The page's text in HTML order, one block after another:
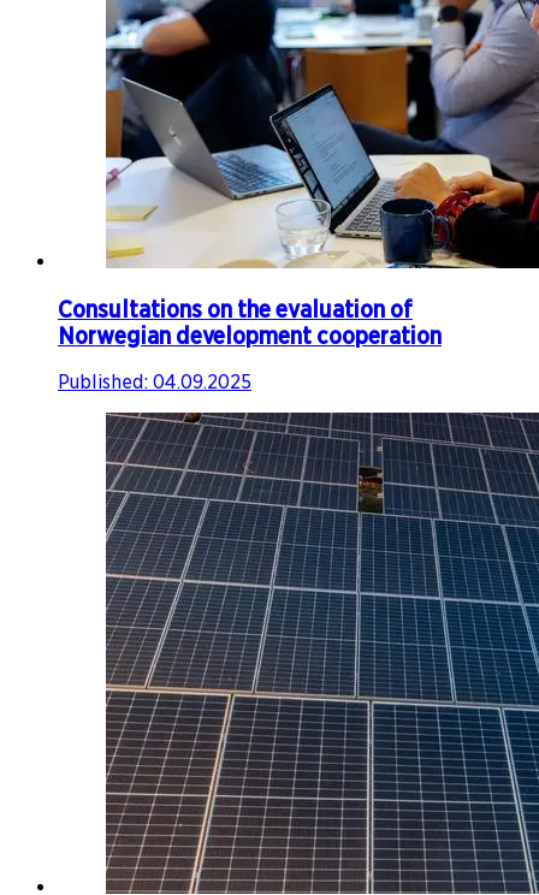
Consultations on the evaluation of
Norwegian development cooperation​​​​‌ ‍ ​‍​‍‌‍ ‌ ​‍‌‍‍‌‌‍‌ ‌‍‍‌‌‍ ‍​‍​‍​ ‍‍​‍​‍‌ ​ ‌‍​‌‌‍ ‍‌‍‍‌‌ ‌​‌ ‍‌​‍ ‍‌‍‍‌‌‍ ​‍​‍​‍ ​​‍​‍‌‍‍​‌ ​‍‌‍‌‌‌‍‌‍​‍​‍​ ‍‍​‍​‍‌‍‍​‌ ‌​‌ ‌​‌ ​​‌ ​ ​ ‍‍​‍ ​‍ ‌‍ ‍‌‍ ‌ ​‍‌‍‌‌‌‍​ ​‍ ‌‌‍‌‌‌ ‌‍‌‍​‌‌‍ ​​‍ ‌‌‍​ ‌‍ ‌‌ ​ ​‍ ‍‌ ‌‍‌‍‌‌‌ ​‍‌‍​ ‌‍‌‌‌‍ ​​‍ ‍‌‍​‌‌ ​​‌ ​​​‍ ‌‍‍‌‌‍ ‍‌ ‌​‌‍‌‌‌‍ ‍‌ ‌​​‍ ‌‍‌‌‌‍‌​‌‍‍‌‌ ‌​​‍ ‌‍ ‌‌‍ ‌‍‌​‌‍‌‌​ ‌‌ ​​‌ ​‍‌‍‌‌‌ ​ ‌‍‌‌‌‍ ‍‌ ‌​‌‍​‌‌ ‌​‌‍‍‌‌‍ ‌‍ ‍​ ‍ ‌‍‍‌‌‍‌​​ ‌​ ‌‍​ ‌​​ ​​‌‍​‍‌‍​ ​ ‍‌‌‍​‌‌‍‌​​‍ ‌​ ​​​ ​‍​ ‌ ​ ​​​‍ ‌​ ‌​‌‍‌‍‌‍​‍​ ‌ ​‍ ‌​ ‍‌​ ‍​​ ‍​​ ‌ ​‍ ‌​ ‍‌​ ​‍‌‍​‌​ ‌ ​ ‌‌‌‍​‍​ ‌​‌‍‌​​ ​ ‌‍​‍​ ​‍​ ‌‍​ ‍ ‌ ‌​‌ ‍‌‌ ​​‌‍‌‌​ ‌‌‍ ‍‌‍‌‌‌ ‌ ‌ ​ ‌​​‌‌ ​‍‌ ‌​‌‍‍‌‌‍​ ‌‍ ​‌‍‌‌​ ‍ ‌ ​​‌‍​‌‌ ‌​‌‍‍​​ ‌‌ ‌​‌‍‍‌‌ ‌​‌‍ ​‌‍‌‌​ ‌‍​‍‌‍​‌‌ ​ ‌‍‌‌‌‌‌‌‌ ​‍‌‍ ​​ ‌‌‍‍​‌ ‌​‌ ‌​‌ ​​‌ ​ ​‍‌‌​ ​ ‌​​‌​‍‌‌​ ​‍‌​‌‍​‍‌‌​ ​‍‌​‌‍‌‍ ‍‌‍ ‌ ​‍‌‍‌‌‌‍​ ​‍ ‌‌‍‌‌‌ ‌‍‌‍​‌‌‍ ​​‍ ‌‌‍​ ‌‍ ‌‌ ​ ​‍ ‍‌ ‌‍‌‍‌‌‌ ​‍‌‍​ ‌‍‌‌‌‍ ​​‍ ‍‌‍​‌‌ ​​‌ ​​​‍‌‍‌‍‍‌‌‍‌​​ ‌​ ‌‍​ ‌​​ ​​‌‍​‍‌‍​ ​ ‍‌‌‍​‌‌‍‌​​‍ ‌​ ​​​ ​‍​ ‌ ​ ​​​‍ ‌​ ‌​‌‍‌‍‌‍​‍​ ‌ ​‍ ‌​ ‍‌​ ‍​​ ‍​​ ‌ ​‍ ‌​ ‍‌​ ​‍‌‍​‌​ ‌ ​ ‌‌‌‍​‍​ ‌​‌‍‌​​ ​ ‌‍​‍​ ​‍​ ‌‍​‍‌‍‌ ‌​‌ ‍‌‌ ​​‌‍‌‌​ ‌‌‍ ‍‌‍‌‌‌ ‌ ‌ ​ ‌​​‌‌ ​‍‌ ‌​‌‍‍‌‌‍​ ‌‍ ​‌‍‌‌​‍‌‍‌ ​​‌‍​‌‌ ‌​‌‍‍​​ ‌‌ ‌​‌‍‍‌‌ ‌​‌‍ ​‌‍‌‌​‍‌‍‌ ​​‌‍‌‌‌ ​‍‌ ​ ‌ ​​‌‍‌‌‌‍​ ‌ ‌​‌‍‍‌‌ ‌‍‌‍‌‌​ ‌‌ ​​‌ ‌‌‌‍​‍‌‍ ​‌‍‍‌‌ ​ ‌‍‍​‌‍‌‌‌‍‌​​‍​‍‌ ‌
Published: 04.09.2025